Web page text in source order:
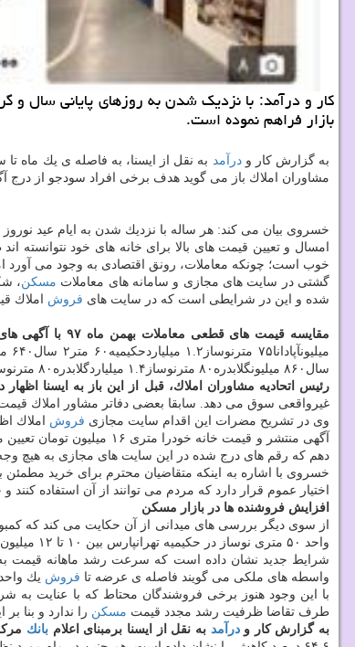
كار و درآمد: با نزدیك شدن به روزهای پایانی سال
بازار فراهم نموده است.
به گزارش كار ودرآمد به نقل از ایسنا، به فاصله ی یك ماه تا سال ۱۳۹۸ بعضی متقاضیان از
مشاوران املاك باز می گوید هدف برخی افراد سودجو از درج
خسروی بیان می كند: هر ساله با نزدیك شدن به ایام عید نوروز
امسال و تعیین قیمت های بالا برای خانه های خود نتوانسته
خوب است؛ چونكه معاملات، رونق اقتصادی به وجود می آورد
گشتی در سایت های مجازی و سامانه های معاملات مسكن
شده و این در شرایطی است كه در سایت های فروش املاك قیمت ها بین ۷۵۰ میلیون تا ۱.۲ میلیارد
مقایسه قیمت های قطعی معاملات بهمن ماه ۹۷ با آگهی های
سال۸۶۰ میلیونگلابدره۸۰ مترنوساز۱.۴ میلیاردگلابدره۸۰ مترنوساز۲.۲ میلیاردنارمك۶۲ مترنوساز۷۸۹ میلیوننارمك۶۲ مترنوساز۹۸۰ میلیونآهنگ۱۰۰ مترنوساز۷۷۰ میلیونآهنگ۱۰۰ مترنوساز۹۲۵ میلیون
رئیس اتحادیه مشاوران املاك، قبل از این باز به ایسنا اظهار
غیرواقعی سوق می دهد. سابقا بعضی دفاتر مشاور املاك
وی در تشریح مضرات این اقدام سایت مجازی فروش املاك
آگهی منتشر و قیمت
دهم كه رقم های درج شده در این سایت های مجازی به هیچ وجه
خسروی با اشاره به اینكه متقاضیان محترم برای خرید مطمئن
اختیار عموم قرار دارد كه مردم می توانند از آن استفاده كنند
افزایش فروشنده ها در بازار مسكن
از سوی دیگر بررسی های میدانی از آن حكایت می كند كه
واحد ۵۰ متری نوساز در حكیمیه تهرانپارس بین ۱۰ تا ۱۲ میلیون تومان قیمت گذاری می شوند. در حالیكه واحدهای بالای ۸۰ متر مربع حدود ۹ تا ۱۱ میلیون تومان به
شرایط جدید نشان داده است كه سرعت رشد ماهانه قیمت
واسطه های ملكی می گویند فاصله ی عرضه تا فروش یك
با این وجود هنوز برخی فروشندگان محتاط كه با عنایت به
طرف تقاضا ظرفیت رشد مجدد قیمت مسكن را ندارد و بنا
به گزارش كار ودرآمد به نقل از ایسنا برمبنای اعلام بانك